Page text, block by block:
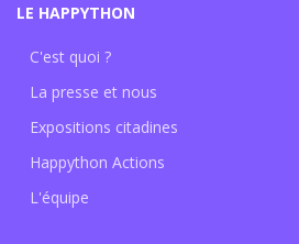
LE HAPPYTHON
C'est quoi ?
La presse et nous
Expositions citadines
Happython Actions
L'équipe